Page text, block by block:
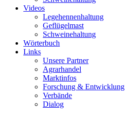
Videos
Legehennenhaltung
Geflügelmast
Schweinehaltung
Wörterbuch
Links
Unsere Partner
Agrarhandel
Marktinfos
Forschung & Entwicklung
Verbände
Dialog